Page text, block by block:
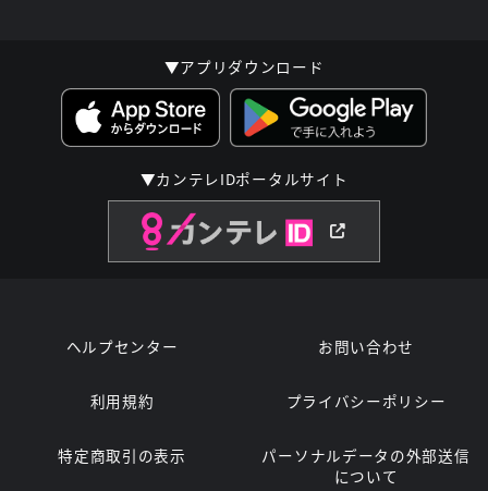
▼アプリダウンロード
▼カンテレIDポータルサイト
ヘルプセンター お問い合わせ
利用規約 プライバシーポリシー
特定商取引の表示
パーソナルデータの外部送信
について